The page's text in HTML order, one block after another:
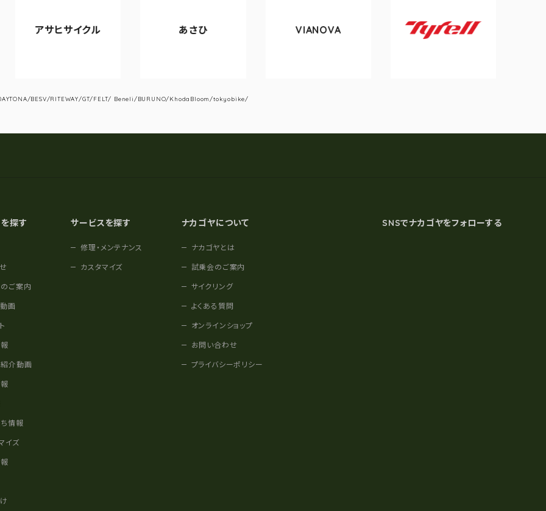
サヒサイクル VIANOVA
Tyrell
BESV/RITEWAY/GT/FELT/ Beneli/BURUNO/KhodaBloom/tokyobike/
探す
ご案内
画
介動画
情報
イズ
サービスを探す
修理・メンテナンス
カスタマイズ
ナカゴヤについて
ナカゴヤとは
試乗会のご案内
サイクリング
よくある質問
オンラインショップ
お問い合わせ
プライバシーポリシー
SNSでナカゴヤをフォローする